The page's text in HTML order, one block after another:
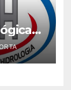
agosto